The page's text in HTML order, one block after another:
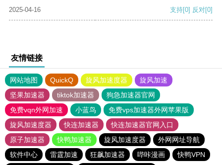
2025-04-16
支持[0] 反对[0]
友情链接
网站地图 QuickQ 旋风加速度器
旋风加速
坚果加速器
tiktok加速器
狗急加速器官网
免费vqn外网加速
小蓝鸟
免费vps加速器外网苹果版
旋风加速度器
快连加速器
快连加速器官网入口
原子加速器
快鸭加速器 旋风加速度器
外网网址导航
软件中心
雷霆加速 狂飙加速器 哔咔漫画
快鸭VPN